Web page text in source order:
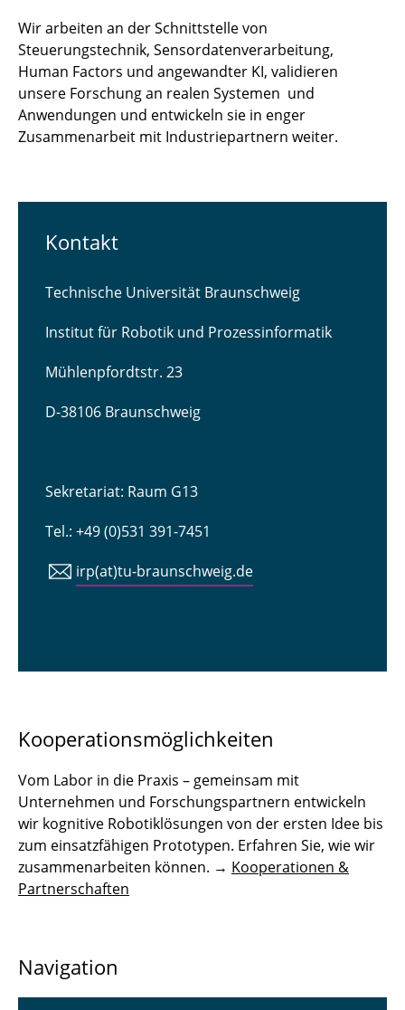
Wir arbeiten an der Schnittstelle von
Steuerungstechnik, Sensordatenverarbeitung,
Human Factors und angewandter KI, validieren
unsere Forschung an realen Systemen und
Anwendungen und entwickeln sie in enger
Zusammenarbeit mit Industriepartnern weiter.
Kontakt
Technische Universität Braunschweig
Institut für Robotik und Prozessinformatik
Mühlenpfordtstr. 23
D-38106 Braunschweig
Sekretariat: Raum G13
Tel.: +49 (0)531 391-7451
irp(at)tu-braunschweig.de
Kooperationsmöglichkeiten
Vom Labor in die Praxis – gemeinsam mit
Unternehmen und Forschungspartnern entwickeln
wir kognitive Robotiklösungen von der ersten Idee bis
zum einsatzfähigen Prototypen. Erfahren Sie, wie wir
zusammenarbeiten können. → Kooperationen &
Partnerschaften
Navigation